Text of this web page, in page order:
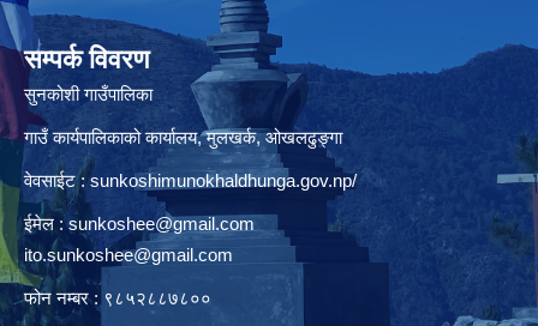
सम्पर्क विवरण
सुनकोशी गाउँपालिका
गाउँ कार्यपालिकाको कार्यालय, मुलखर्क, ओखलढुङ्गा
वेवसाईट : sunkoshimunokhaldhunga.gov.np/
ईमेल :sunkoshee@gmail.com
ito.sunkoshee@gmail.com
फोन नम्बर : ९८५२८८७८००